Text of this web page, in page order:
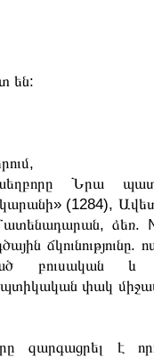
են:
Նրա
(1284),
Մատենադարան,
ճկունությունը.
բուսական և
փակ
զարգացրել է